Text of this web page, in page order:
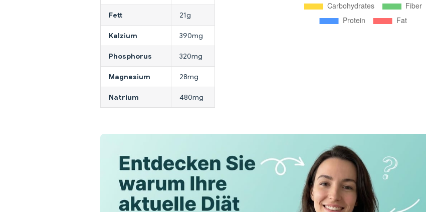
Fett 21g
Kalzium 390mg
Phosphorus 320mg
Magnesium 28mg
Natrium 480mg